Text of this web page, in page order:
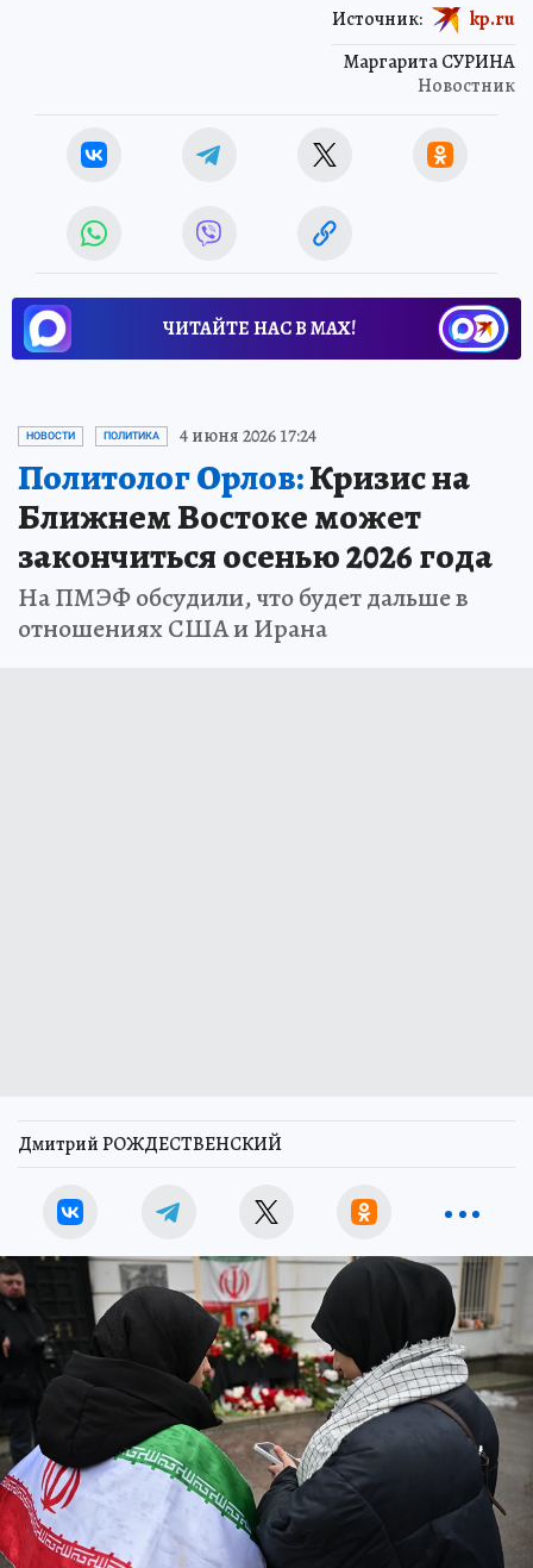
Маргарита СУРИНА
Новостник
Источник: kp.ru
ЧИТАЙТЕ НАС В МАХ!
НОВОСТИ ПОЛИТИКА 4 июня 2026 17:24
Политолог Орлов:Кризис на
Ближнем Востоке может
закончиться осенью 2026 года
На ПМЭФ обсудили, что будет дальше в
отношениях США и Ирана
Дмитрий РОЖДЕСТВЕНСКИЙ